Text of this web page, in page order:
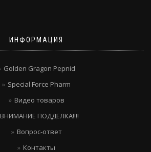
ИНФОРМАЦИЯ
Golden Gragon Pepnid
Special Force Pharm
Видео товаров
ВНИМАНИЕ ПОДДЕЛКА!!!!
Вопрос-ответ
Контакты